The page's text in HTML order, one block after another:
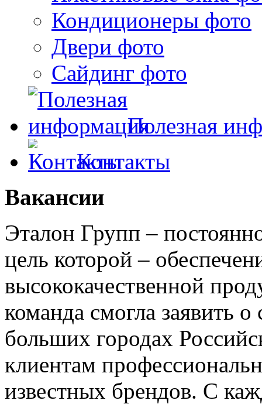
Кондиционеры фото
Двери фото
Сайдинг фото
Полезная
Контакты
Вакансии
Эталон Групп –
цель которой –
высококачественной
команда смогла заявить о
больших городах
клиентам
известных брендов. С